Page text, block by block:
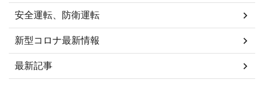
安全運転、防衛運転
新型コロナ最新情報
最新記事